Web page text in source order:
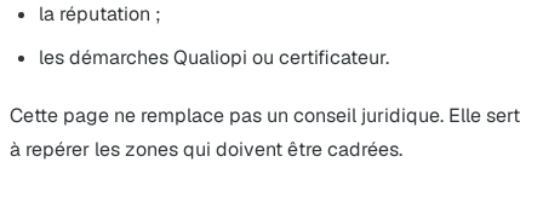
la réputation ;
les démarches Qualiopi ou certificateur.
Cette page ne remplace pas un conseil juridique. Elle sert
à repérer les zones qui doivent être cadrées.